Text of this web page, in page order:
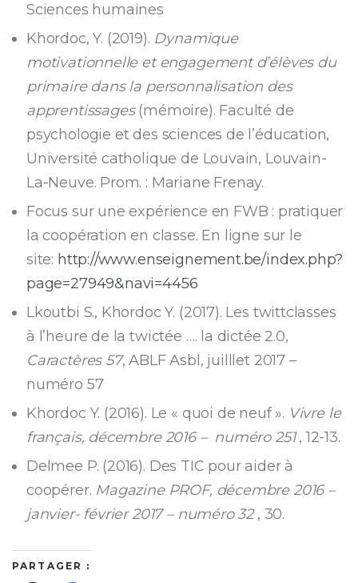
Sciences humaines
Khordoc, Y. (2019). Dynamique
motivationnelle et engagement d’élèves du
primaire dans la personnalisation des
apprentissages(mémoire). Faculté de
psychologie et des sciences de l’éducation,
Université catholique de Louvain, Louvain-
La-Neuve. Prom. : Mariane Frenay.
Focus sur une expérience en FWB : pratiquer
la coopération en classe. En ligne sur le
site: http://www.enseignement.be/index.php?
page=27949&navi=4456
Lkoutbi S., Khordoc Y. (2017). Les twittclasses
à l’heure de la twictée …. la dictée 2.0,
Caractères 57, ABLF Asbl, juilllet 2017 –
numéro 57
Khordoc Y. (2016). Le « quoi de neuf ». Vivre le
français, décembre 2016 – numéro 251, 12-13.
Delmee P. (2016). Des TIC pour aider à
coopérer. Magazine PROF, décembre 2016 –
janvier- février 2017 – numéro 32, 30.
PARTAGER :